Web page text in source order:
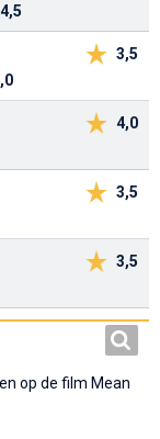
4,5
3,5
4,0
3,5
3,5
op de film Mean